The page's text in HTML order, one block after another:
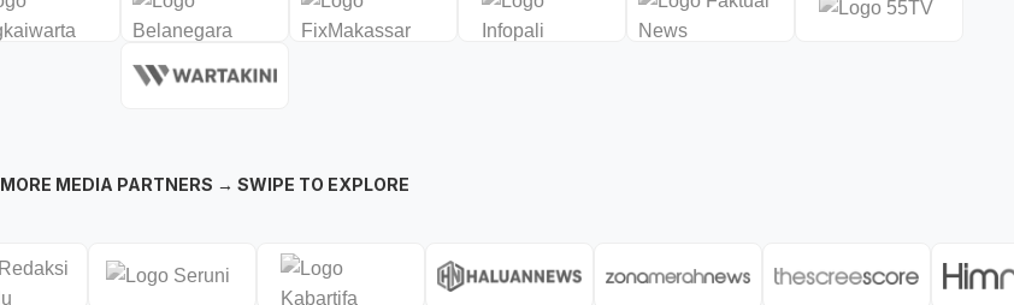
MORE MEDIA PARTNERS → SWIPE TO EXPLORE